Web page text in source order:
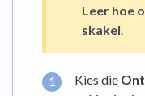
Leer hoe
skakel.
Kies die